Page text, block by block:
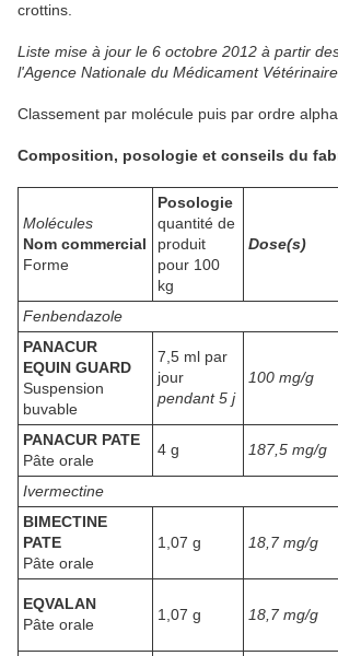
crottins.
Liste mise à jour le 6 octobre 2012 à partir
l'Agence Nationale du Médicament
Classement par molécule puis par ordre
Composition, posologie et conseils du
Molécules
Nom commercial
Forme
Posologie
quantité de
produit
pour 100
kg
Dose(s)
Fenbendazole
PANACUR
EQUIN GUARD
Suspension
buvable
7,5 ml par
jour
pendant 5 j
100 mg/g
PANACUR PATE
Pâte orale
4 g 187,5 mg/g
Ivermectine
BIMECTINE
PATE
Pâte orale
1,07 g 18,7 mg/g
EQVALAN
Pâte orale
1,07 g 18,7 mg/g